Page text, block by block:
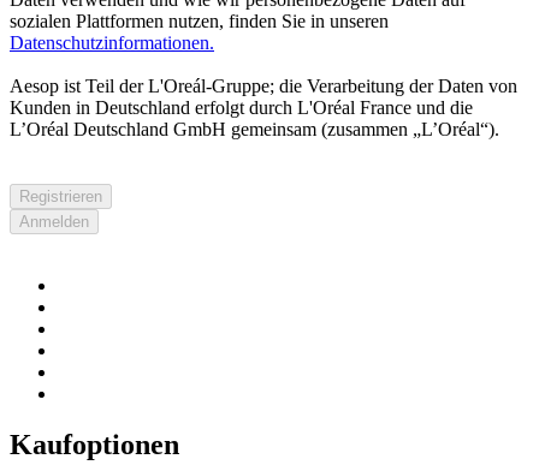
sozialen Plattformen nutzen, finden Sie in unseren
Datenschutzinformationen.
Aesop ist Teil der L'Oreál-Gruppe; die Verarbeitung der Daten von
Kunden in Deutschland erfolgt durch L'Oréal France und die
L’Oréal Deutschland GmbH gemeinsam (zusammen „L’Oréal“).
Registrieren
Anmelden
Kaufoptionen